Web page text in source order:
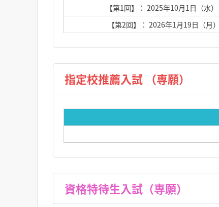
【第1回】： 2025年10月1日（水）
【第2回】： 2026年1月19日（月）